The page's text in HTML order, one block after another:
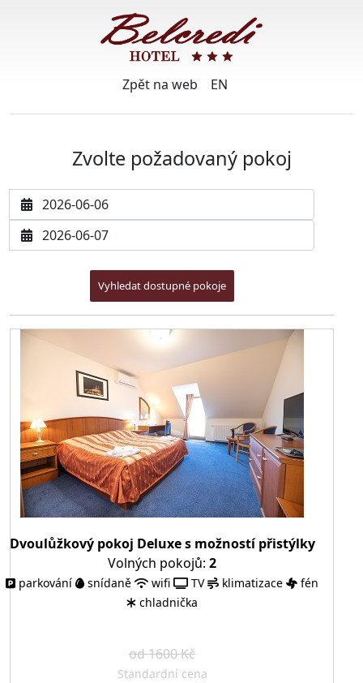
Zpět na web EN
Zvolte požadovaný pokoj
Datum příjezdu
Datum odjezdu
Dvoulůžkový pokoj Deluxe s možností přistýlky
Volných pokojů: 2
parkování snídaně wifi TV klimatizace
fén
chladnička
od 1600 Kč
Standardní cena